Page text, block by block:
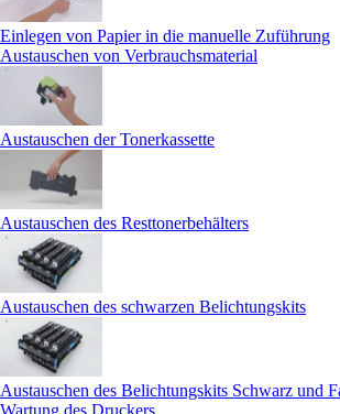
Einlegen von Papier in die manuelle Zuführung
Austauschen von Verbrauchsmaterial
Austauschen der Tonerkassette
Austauschen des Resttonerbehälters
Austauschen des schwarzen Belichtungskits
Austauschen des Belichtungskits Schwarz und